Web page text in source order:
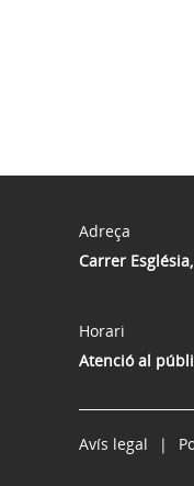
Adreça
Carrer
Horari
Atenció al
Avís legal